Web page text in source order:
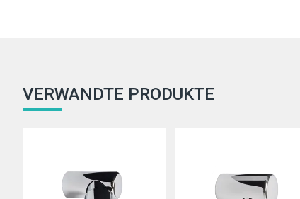
VERWANDTE PRODUKTE